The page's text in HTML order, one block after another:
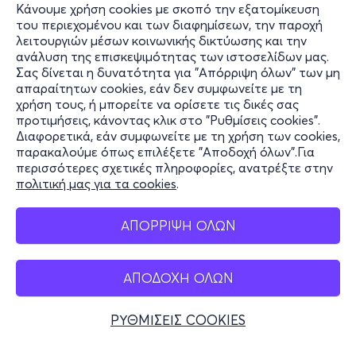
Κάνουμε χρήση cookies με σκοπό την εξατομίκευση
του περιεχομένου και των διαφημίσεων, την παροχή
λειτουργιών μέσων κοινωνικής δικτύωσης και την
ανάλυση της επισκεψιμότητας των ιστοσελίδων μας.
Σας δίνεται η δυνατότητα για "Απόρριψη όλων" των μη
απαραίτητων cookies, εάν δεν συμφωνείτε με τη
χρήση τους, ή μπορείτε να ορίσετε τις δικές σας
προτιμήσεις, κάνοντας κλικ στο "Ρυθμίσεις cookies".
Διαφορετικά, εάν συμφωνείτε με τη χρήση των cookies,
παρακαλούμε όπως επιλέξετε "Αποδοχή όλων".Για
περισσότερες σχετικές πληροφορίες, ανατρέξτε στην
πολιτική μας για τα cookies.
ΑΠΟΡΡΙΨΗ ΟΛΩΝ
ΑΠΟΔΟΧΗ ΟΛΩΝ
ΡΥΘΜΙΣΕΙΣ COOKIES